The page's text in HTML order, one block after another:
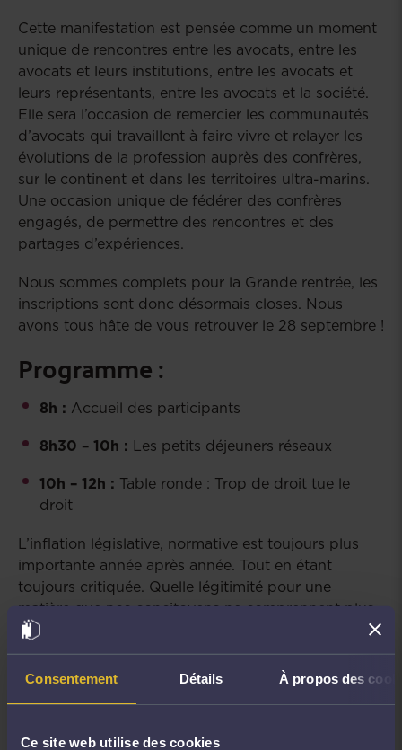
Consentement Détails À propos des
Ce site web utilise des cookies
Cette manifestation est pensée comme un moment
unique de rencontres entre les avocats, entre les
avocats et leurs institutions, entre les avocats et
leurs représentants, entre les avocats et la société.
Elle sera l’occasion de remercier les communautés
d’avocats qui travaillent à faire vivre et relayer les
évolutions de la profession auprès des confrères,
sur le continent et dans les territoires ultra-marins.
Une occasion unique de fédérer des confrères
engagés, de permettre des rencontres et des
partages d’expériences.
Nous sommes complets pour la Grande rentrée, les
inscriptions sont donc désormais closes. Nous
avons tous hâte de vous retrouver le 28 septembre !
Programme :
8h : Accueil des participants
8h30 – 10h : Les petits déjeuners réseaux
10h – 12h : Table ronde : Trop de droit tue le
droit
L’inflation législative, normative est toujours plus
importante année après année. Tout en étant
toujours critiquée. Quelle légitimité pour une
matière que nos concitoyens ne comprennent plus
alors que nul n’est censé ignorer la loi ?
C’est là toute l’importance du rôle de l’avocat, en
tant que traducteur, facilitateur, accompagnateur.